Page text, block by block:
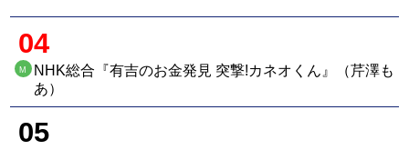
04
M
NHK総合『有吉のお金発見 突撃!カネオくん』（芹澤も
あ）
05